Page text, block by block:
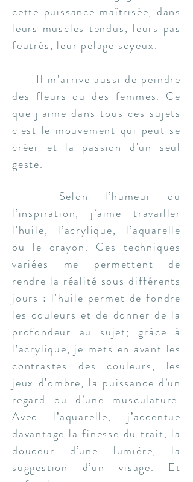
cette puissance maîtrisée, dans
leurs muscles tendus, leurs pas
feutrés, leur pelage soyeux.
Il m'arrive aussi de peindre
des fleurs ou des femmes. Ce
que j'aime dans tous ces sujets
c'est le mouvement qui peut se
créer et la passion d'un seul
geste.
Selon l’humeur ou
l’inspiration, j’aime travailler
l'huile, l’acrylique, l’aquarelle
ou le crayon. Ces techniques
variées me permettent de
rendre la réalité sous différents
jours : l'huile permet de fondre
les couleurs et de donner de la
profondeur au sujet; grâce à
l’acrylique, je mets en avant les
contrastes des couleurs, les
jeux d’ombre, la puissance d’un
regard ou d’une musculature.
Avec l’aquarelle, j’accentue
davantage la finesse du trait, la
douceur d’une lumière, la
suggestion d’un visage. Et